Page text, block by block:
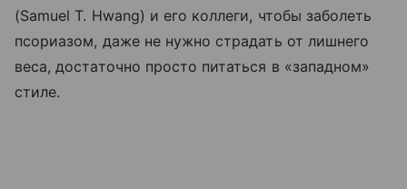
(Samuel T. Hwang) и его коллеги, чтобы заболеть
псориазом, даже не нужно страдать от лишнего
веса, достаточно просто питаться в «западном»
стиле.